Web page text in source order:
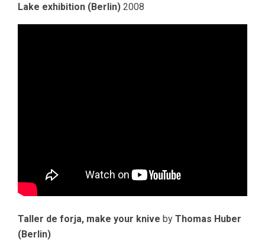
Lake exhibition (Berlin) 2008
Taller de forja, make your knive by Thomas Huber
(Berlin)